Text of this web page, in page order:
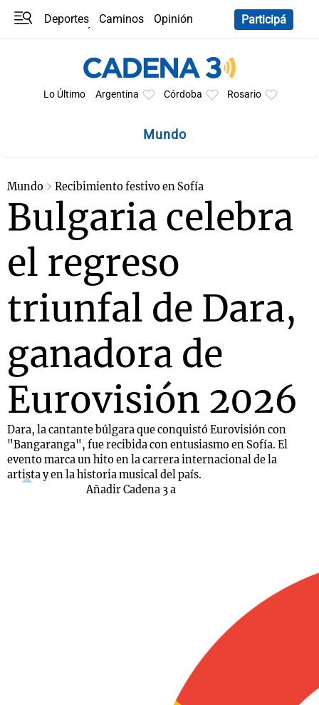
Deportes Caminos
Opinión
Participá
Lo Último Argentina Córdoba Rosario
Mundo
Mundo Recibimiento festivo en Sofía
Bulgaria celebra
el regreso
triunfal de Dara,
ganadora de
Eurovisión 2026
Dara, la cantante búlgara que conquistó Eurovisión con
"Bangaranga", fue recibida con entusiasmo en Sofía. El
evento marca un hito en la carrera internacional de la
artista y en la historia musical del país.
Añadir Cadena 3 a